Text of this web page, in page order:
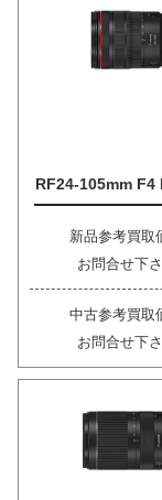
RF24-105mm F4
新品参考買取
お問合せ下
中古参考買取
お問合せ下